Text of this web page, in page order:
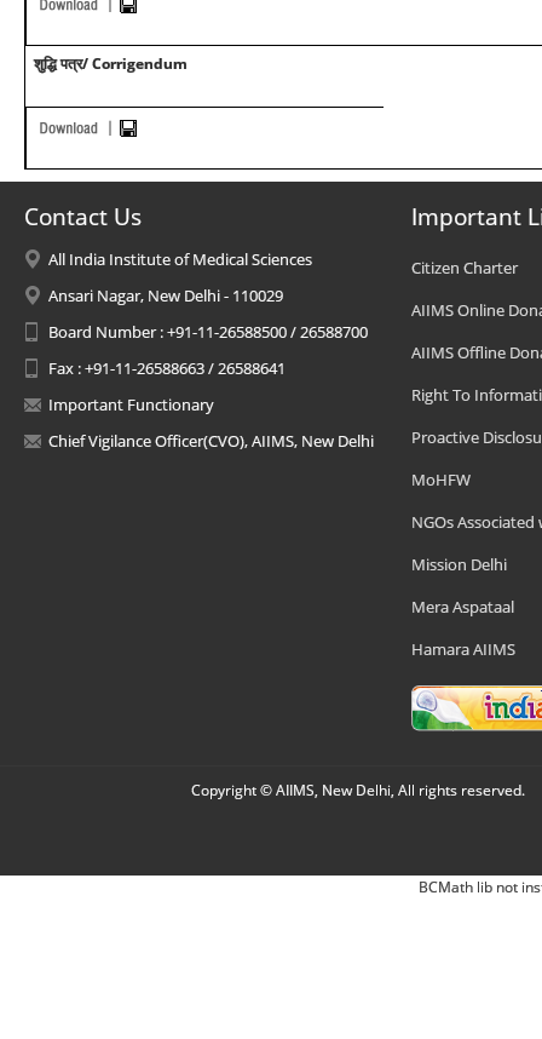
शुद्धि पत्र/ Corrigendum
Contact Us
All India Institute of Medical Sciences
Ansari Nagar, New Delhi - 110029
Board Number : +91-11-26588500 / 26588700
Fax : +91-11-26588663 / 26588641
Important Functionary
Chief Vigilance Officer(CVO), AIIMS, New Delhi
Important
Citizen Charter
AIIMS Online
AIIMS Offline
Right To
Proactive
MoHFW
NGOs Associated
Mission Delhi
Mera Aspataal
Hamara AIIMS
Copyright © AIIMS, New Delhi, All rights reserved.
BCMath lib not